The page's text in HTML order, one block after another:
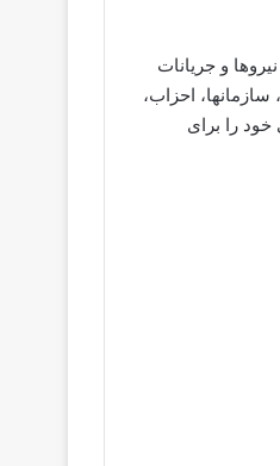
و جريانات
احزاب،
را برای